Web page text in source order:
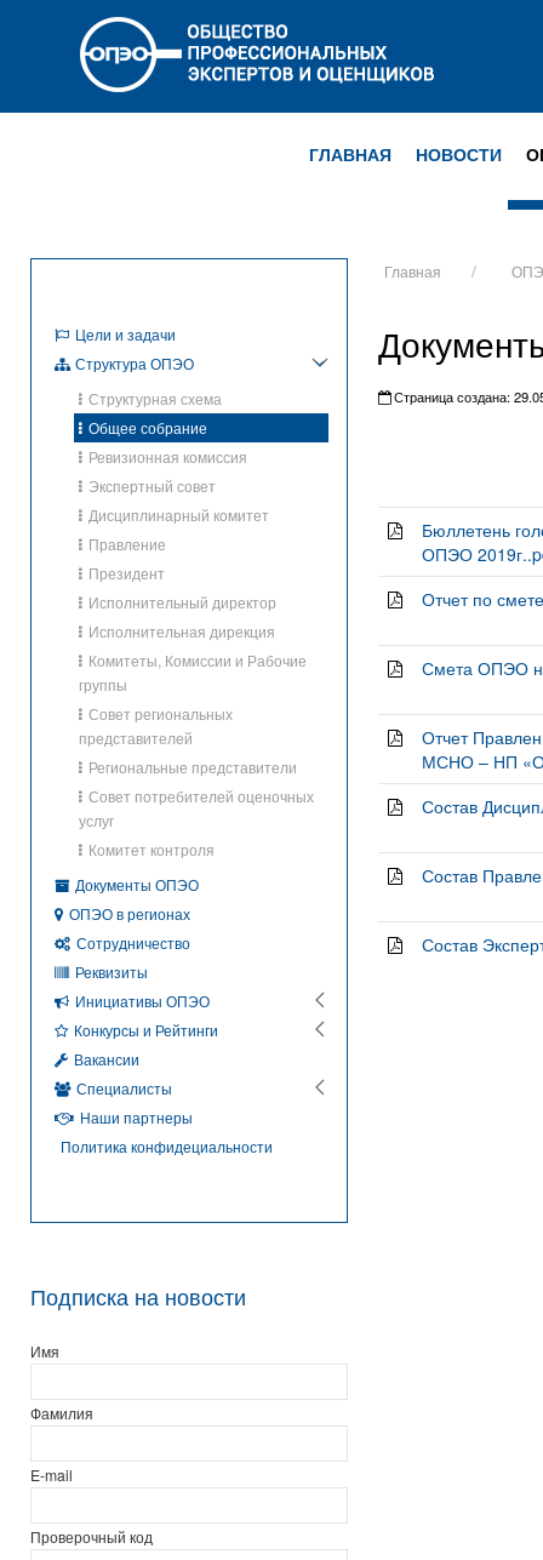
ГЛАВНАЯ НОВОСТИ
Главная
Страница создана:
Бюллетень
ОПЭО
Отчет по
Смета ОПЭО
Отчет
МСНО – НП
Состав
Состав
Состав
Цели и задачи
Структура ОПЭО
Структурная схема
Общее собрание
Ревизионная комиссия
Экспертный совет
Дисциплинарный комитет
Правление
Президент
Исполнительный директор
Исполнительная дирекция
Комитеты, Комиссии и Рабочие
группы
Совет региональных
представителей
Региональные представители
Совет потребителей оценочных
услуг
Комитет контроля
Документы ОПЭО
ОПЭО в регионах
Сотрудничество
Реквизиты
Инициативы ОПЭО
Конкурсы и Рейтинги
Вакансии
Специалисты
Наши партнеры
Политика конфидециальности
Подписка на новости
Имя
Фамилия
E-mail
Проверочный код